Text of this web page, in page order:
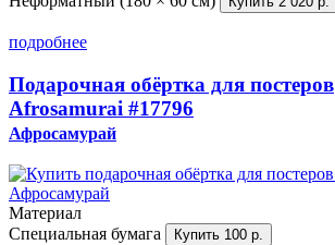
подробнее
Подарочная обёртка для постеров
Afrosamurai #17796
Афросамурай
Материал
Специальная бумага
Купить 100 р.